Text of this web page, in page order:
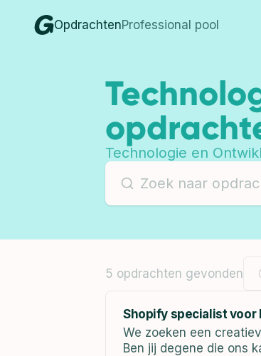
OpdrachtenProfessional pool
Technologie en
5 opdrachten gevonden
Shopify specialist voor
We zoeken een
Ben jij degene die ons